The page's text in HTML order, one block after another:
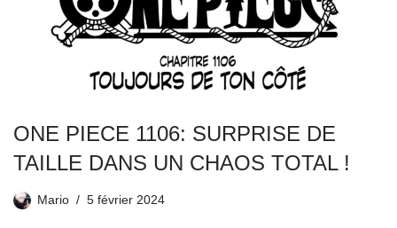
ONE PIECE 1106: SURPRISE DE
TAILLE DANS UN CHAOS TOTAL !
Mario 5 février 2024